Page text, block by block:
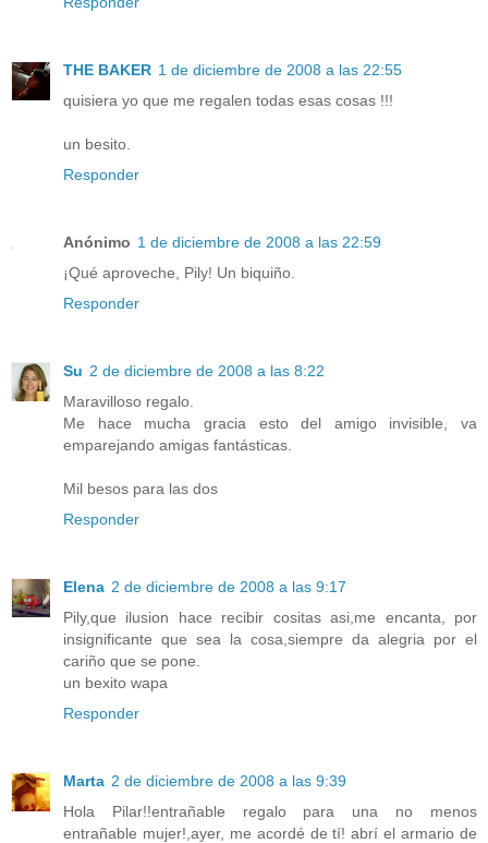
THE BAKER 1 de diciembre de 2008 a las 22:55
quisiera yo que me regalen todas esas cosas !!!
un besito.
Responder
Anónimo 1 de diciembre de 2008 a las 22:59
¡Qué aproveche, Pily! Un biquiño.
Responder
Su 2 de diciembre de 2008 a las 8:22
Maravilloso regalo.
Me hace mucha gracia esto del amigo invisible, va
emparejando amigas fantásticas.
Mil besos para las dos
Responder
Elena 2 de diciembre de 2008 a las 9:17
Pily,que ilusion hace recibir cositas asi,me encanta, por
insignificante que sea la cosa,siempre da alegria por el
cariño que se pone.
un bexito wapa
Responder
Marta 2 de diciembre de 2008 a las 9:39
Hola Pilar!!entrañable regalo para una no menos
entrañable mujer!,ayer, me acordé de tí! abrí el armario de